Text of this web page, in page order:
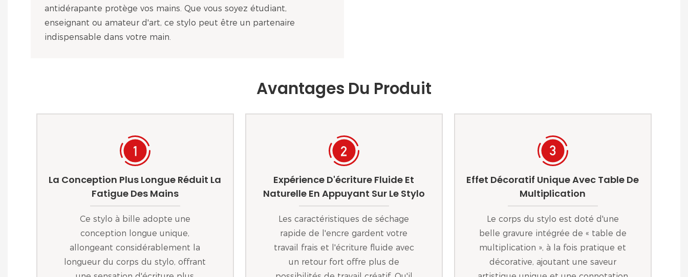
antidérapante protège vos mains. Que vous soyez étudiant,
enseignant ou amateur d'art, ce stylo peut être un partenaire
indispensable dans votre main.
Avantages Du Produit
La Conception Plus Longue Réduit La
Fatigue Des Mains
Ce stylo à bille adopte une
conception longue unique,
allongeant considérablement la
longueur du corps du stylo, offrant
Expérience D'écriture Fluide Et
Naturelle En Appuyant Sur Le Stylo
Les caractéristiques de séchage
rapide de l'encre gardent votre
travail frais et l'écriture fluide avec
un retour fort offre plus de
Effet Décoratif Unique Avec Table De
Multiplication
Le corps du stylo est doté d'une
belle gravure intégrée de « table de
multiplication », à la fois pratique et
décorative, ajoutant une saveur